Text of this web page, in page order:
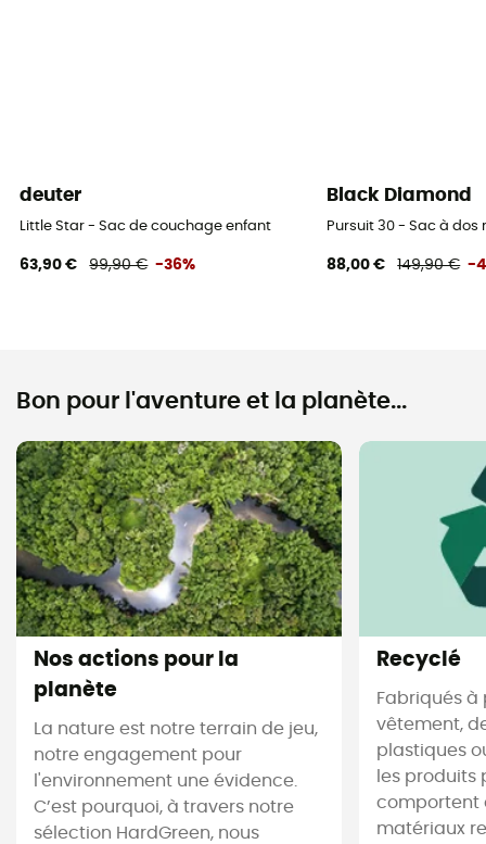
deuter
Little Star - Sac de couchage enfant
63,90 € 99,90 € -36%
Black Diamond
Pursuit 30 - Sac à
88,00 € 149,90 € -
Bon pour l'aventure et la planète...
Nos actions pour la
planète
La nature est notre terrain de jeu,
notre engagement pour
l'environnement une évidence.
C’est pourquoi, à travers notre
sélection HardGreen, nous
Recyclé
Fabriqués à
vêtement,
plastiques
les produits
comportent
matériaux